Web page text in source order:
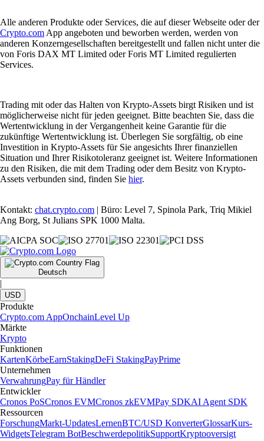
Alle anderen Produkte oder Services, die auf dieser Webseite oder der
Crypto.com App angeboten und beworben werden, werden von
anderen Konzerngesellschaften bereitgestellt und fallen nicht unter die
von Foris DAX MT Limited oder Foris MT Limited regulierten
Services.
Trading mit oder das Halten von Krypto-Assets birgt Risiken und ist
möglicherweise nicht für jeden geeignet. Bitte beachten Sie, dass die
Wertentwicklung in der Vergangenheit keine Garantie für die
zukünftige Wertentwicklung ist. Überlegen Sie sorgfältig, ob eine
Investition in Krypto-Assets für Sie angesichts Ihrer finanziellen
Situation und Ihrer Risikotoleranz geeignet ist. Weitere Informationen
zu den Risiken, die mit dem Trading oder dem Besitz von Krypto-
Assets verbunden sind, finden Sie hier.
Kontakt: chat.crypto.com | Büro: Level 7, Spinola Park, Triq Mikiel
Ang Borg, St Julians SPK 1000 Malta.
Deutsch
|
USD
Produkte
Crypto.com AppOnchainLevel Up
Märkte
Krypto
Funktionen
KartenKörbeEarnStakingDeFi StakingPayPrime
Unternehmen
VerwahrungPay für Händler
Entwickler
Cronos PoSCronos EVMCronos zkEVMPay SDKAI Agent SDK
Ressourcen
ForschungMarkt-UpdatesLernenBTC/USD KonverterGlossarKurs-
WidgetsTelegram BotBeschwerdepolitikSupportKryptooversigt